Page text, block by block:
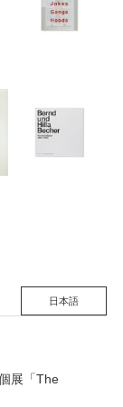
日本語
展「The